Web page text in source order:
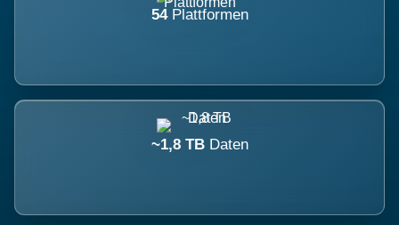
54 Plattformen
~1,8 TB Daten